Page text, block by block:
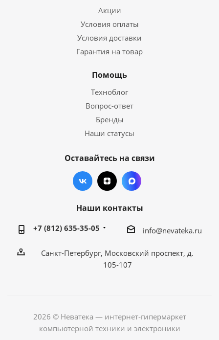
Акции
Условия оплаты
Условия доставки
Гарантия на товар
Помощь
Техноблог
Вопрос-ответ
Бренды
Наши статусы
Оставайтесь на связи
Наши контакты
+7 (812) 635-35-05 info@nevateka.ru
Санкт-Петербург, Московский проспект, д.
105-107
2026 © Неватека — интернет-гипермаркет
компьютерной техники и электроники